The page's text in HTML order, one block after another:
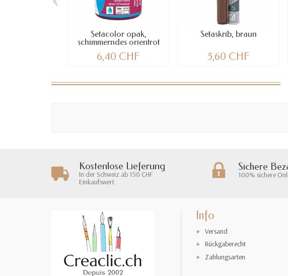
Setacolor opak,
schimmerndes orientrot
6,40 CHF
Setaskrib, braun
5,60 CHF
Kostenlose Lieferung
In der Schweiz ab 150 CHF
Einkaufswert
Sichere
100% sichere
Info
Versand
Rückgaberecht
Zahlungsarten